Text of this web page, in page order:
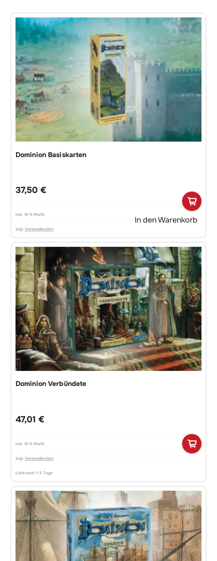
Dominion Basiskarten
37,50 €
inkl. 19 % MwSt.
zzgl. Versandkosten
In den Warenkorb
Dominion Verbündete
47,01 €
inkl. 19 % MwSt.
zzgl. Versandkosten
Lieferzeit:1-3 Tage